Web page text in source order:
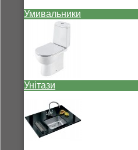
Умивальники
Унітази